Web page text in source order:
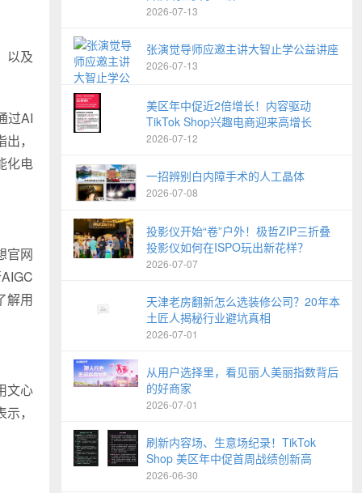
以及
过AI
，
化电
官网
解用
文心
，
2026-07-13
张演觉导师应邀主讲大智止学公益讲座
2026-07-13
美区年中促近2倍增长！内容驱动
TikTok Shop兴趣电商迎来高增长
2026-07-12
一招辨别白内障手术的人工晶体
2026-07-08
投影仪开始“卷”户外！极哲ZIP三折叠
投影仪如何在ISPO玩出新花样？
2026-07-07
天津老房翻新怎么选装修公司？20年本
土匠人揭秘行业避坑真相
2026-07-01
从用户选择里，看见丽人美丽指数背后
的好商家
2026-07-01
刷新内容场、生意场纪录！TikTok
Shop 美区年中促首周战绩创新高
2026-06-30